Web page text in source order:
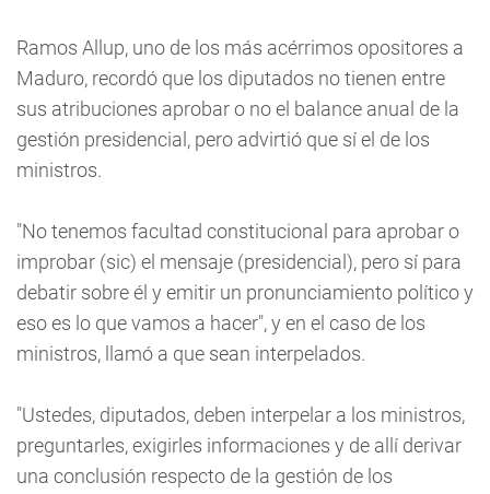
Ramos Allup, uno de los más acérrimos opositores a
Maduro, recordó que los diputados no tienen entre
sus atribuciones aprobar o no el balance anual de la
gestión presidencial, pero advirtió que sí el de los
ministros.
"No tenemos facultad constitucional para aprobar o
improbar (sic) el mensaje (presidencial), pero sí para
debatir sobre él y emitir un pronunciamiento político y
eso es lo que vamos a hacer", y en el caso de los
ministros, llamó a que sean interpelados.
"Ustedes, diputados, deben interpelar a los ministros,
preguntarles, exigirles informaciones y de allí derivar
una conclusión respecto de la gestión de los